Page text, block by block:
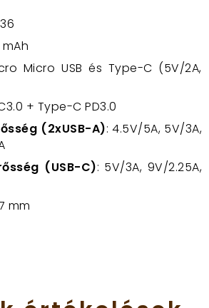
mAh
Micro USB és Type-C (5V/2A,
+ Type-C PD3.0
(2xUSB-A): 4.5V/5A, 5V/3A,
(USB-C): 5V/3A, 9V/2.25A,
mm